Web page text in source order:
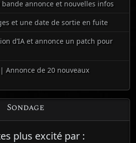
bande annonce et nouvelles infos
et une date de sortie en fuite
d’IA et annonce un patch pour
Annonce de 20 nouveaux
Sondage
plus excité par :